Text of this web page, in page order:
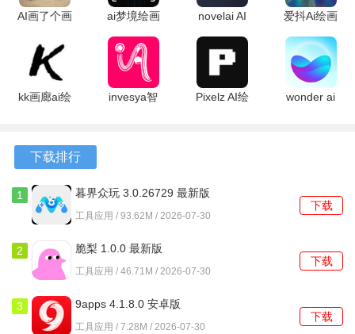
选择中文：在下拉列表中找到并选中“简体中文”。
AI画了个画
版
ai梦境绘画
1.0.0 安卓
版
novelai AI
1.0.0 安卓
版
爱抖Ai绘画
1.2.8 安卓
版
kk画廊ai绘
invesya智
Pixelz AI绘
wonder ai
下载排行
1 暮界众玩 3.0.26729 最新版
工具应用 / 93.62M / 2026-07-30
下载
2 脆梨 1.0.0 最新版
工具应用 / 46.71M / 2026-07-30
下载
3 9apps 4.1.8.0 安卓版
工具应用 / 7.28M / 2026-07-30
下载